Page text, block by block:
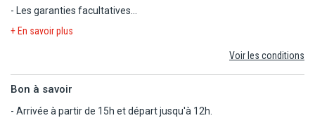
- Les garanties facultatives
- Les autres repas et les boissons
+ En savoir plus
Voir les conditions
Bon à savoir
- Arrivée à partir de 15h et départ jusqu'à 12h.